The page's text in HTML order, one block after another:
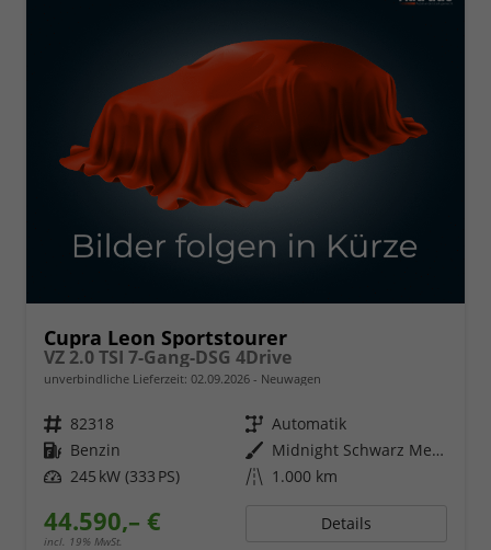
Cupra Leon Sportstourer
VZ 2.0 TSI 7-Gang-DSG 4Drive
unverbindliche Lieferzeit: 02.09.2026 Neuwagen
Fahrzeugnr. 82318 Getriebe Automatik
Kraftstoff Benzin Außenfarbe
Midnight Schwarz Metallic
Leistung 245 kW (333 PS) Kilometerstand 1.000 km
44.590,– €
incl. 19% MwSt.
Details